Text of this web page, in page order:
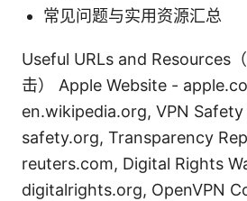
常见问题与实用资源汇总
Useful URLs and Resources
击） Apple Website -
en.wikipedia.org, VPN
safety.org, Transparency
reuters.com, Digital Rights
digitalrights.org, OpenVPN